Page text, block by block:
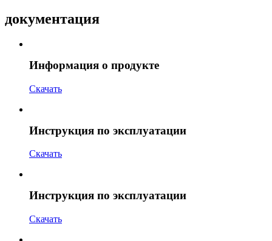
документация
Информация о продукте
Скачать
Инструкция по эксплуатации
Скачать
Инструкция по эксплуатации
Скачать